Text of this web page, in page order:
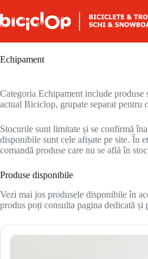
Echipament
Categoria Echipament include
actual Biciclop, grupate separat pentru
Stocurile sunt limitate și se confirmă
disponibile sunt cele afișate pe site. În
comandă produse care nu se află în
Produse disponibile
Vezi mai jos produsele disponibile în
produs poți consulta pagina dedicată